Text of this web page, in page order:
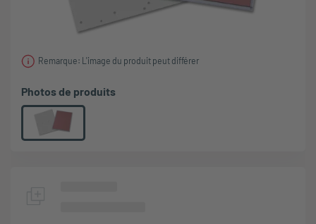
Remarque: L'image du produit peut différer
Photos de produits